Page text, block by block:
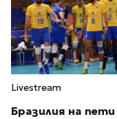
Livestream
Бразилия на